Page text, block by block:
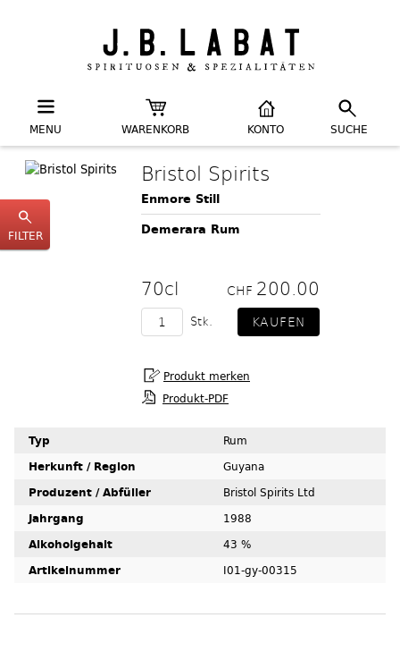
MENU WARENKORB KONTO SUCHE
FILTER
Bristol Spirits
Enmore Still
Demerara Rum
70cl CHF 200.00
Stk.
Produkt-PDF
Typ
Rum
Herkunft / Region
Guyana
Produzent / Abfüller
Bristol Spirits Ltd
Jahrgang
1988
Alkoholgehalt
43 %
Artikelnummer
I01-gy-00315